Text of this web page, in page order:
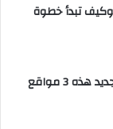
وكيف تبدأ خطوة
إذا كنت ناوي تفتح مشروع جديد هذه 3 مواقع